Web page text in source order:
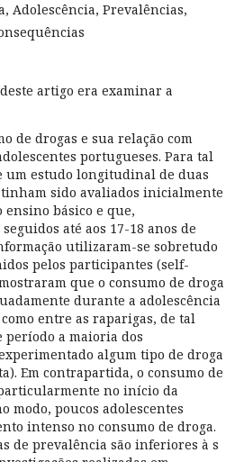
Adolescência, Prevalências,
artigo era examinar a
de drogas e sua relação com
portugueses. Para tal
um estudo longitudinal de duas
sido avaliados inicialmente
ensino básico e que,
até aos 17-18 anos de
utilizaram-se sobretudo
pelos participantes (self-
que o consumo de droga
durante a adolescência
entre as raparigas, de tal
período a maioria dos
algum tipo de droga
Em contrapartida, o consumo de
no início da
modo, poucos adolescentes
intenso no consumo de droga.
de prevalência são inferiores à s